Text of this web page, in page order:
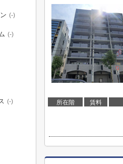
所在階 賃料
(-)
(-)
(-)